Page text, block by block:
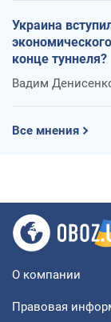
Украина
конце туннеля?
Вадим
Все мнения
О компании
Правовая